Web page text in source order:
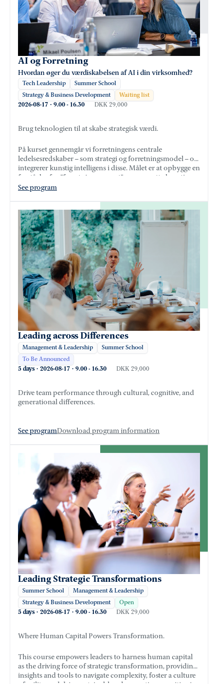
AI og Forretning
Hvordan øger du værdiskabelsen af AI i din virksomhed?
Tech Leadership
Summer School
Strategy & Business Development
Waiting list
2026-08-17 · 9.00 - 16.30 DKK 29,000
Brug teknologien til at skabe strategisk værdi.
På kurset gennemgår vi forretningens centrale
ledelsesredskaber – som strategi og forretningsmodel – og
integrerer kunstig intelligens i disse. Målet er at opbygge en
forståelse for ”forretningssproget” og oversætte kunstig
intelligens til dette, så det bliver relevant og anvendeligt i
See program
Leading across Differences
Management & Leadership
Summer School
To Be Announced
5 days · 2026-08-17 · 9.00 - 16.30 DKK 29,000
Drive team performance through cultural, cognitive, and
generational differences.
See programDownload program information
Leading Strategic Transformations
Summer School
Management & Leadership
Strategy & Business Development
Open
5 days · 2026-08-17 · 9.00 - 16.30 DKK 29,000
Where Human Capital Powers Transformation.
This course empowers leaders to harness human capital
as the driving force of strategic transformation, providing
insights and tools to navigate complexity, foster a culture